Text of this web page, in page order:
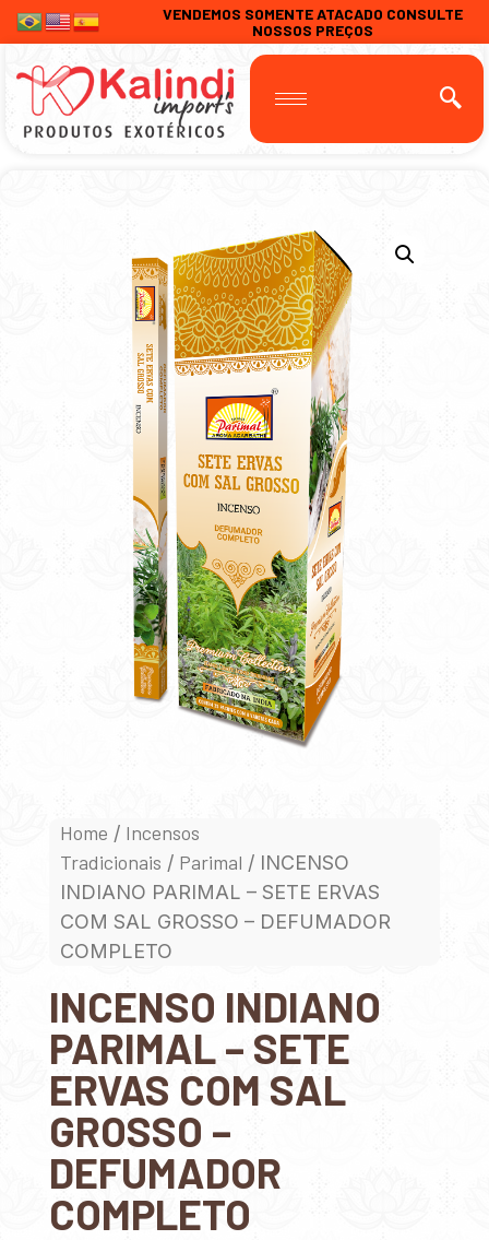
VENDEMOS SOMENTE ATACADO CONSULTE
NOSSOS PREÇOS
Home / Incensos
Tradicionais / Parimal / INCENSO
INDIANO PARIMAL – SETE ERVAS
COM SAL GROSSO – DEFUMADOR
COMPLETO
INCENSO INDIANO
PARIMAL – SETE
ERVAS COM SAL
GROSSO –
DEFUMADOR
COMPLETO